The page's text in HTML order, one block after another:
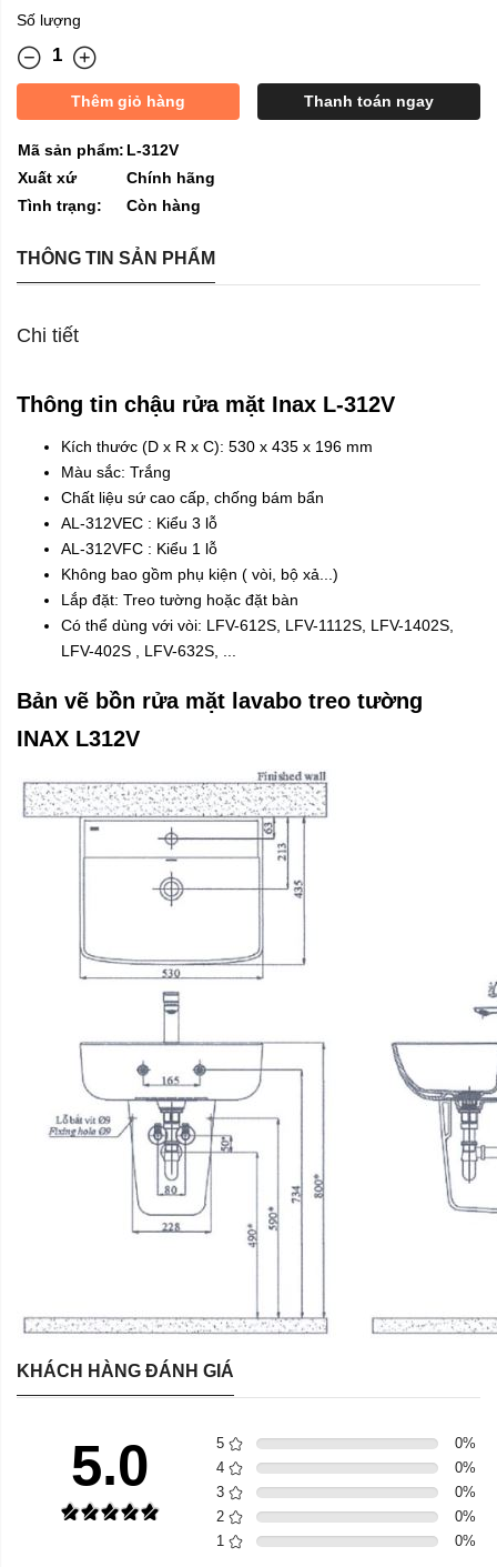
Số lượng
Thêm giỏ hàng Thanh toán ngay
Mã sản phẩm: L-312V
Xuất xứ
Chính hãng
Tình trạng:
Còn hàng
THÔNG TIN SẢN PHẨM
Chi tiết
Thông tin chậu rửa mặt Inax L-312V
Kích thước (D x R x C): 530 x 435 x 196 mm
Màu sắc: Trắng​
Chất liệu sứ cao cấp, chống bám bẩn
AL-312VEC : Kiểu 3 lỗ
AL-312VFC : Kiểu 1 lỗ
Không bao gồm phụ kiện ( vòi, bộ xả...)
Lắp đặt: Treo tường hoặc đặt bàn
Có thể dùng với vòi: LFV-612S, LFV-1112S, LFV-1402S,
LFV-402S , LFV-632S, ...
Bản vẽ bồn rửa mặt lavabo treo tường
INAX L312V
KHÁCH HÀNG ĐÁNH GIÁ
5.0 5 0%
4
0%
3
0%
2
0%
1
0%